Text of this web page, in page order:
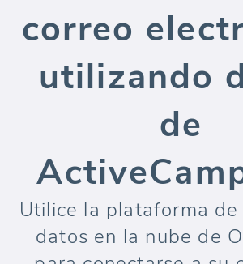
correo
utilizando
de
Utilice la plataforma
datos en la nube de